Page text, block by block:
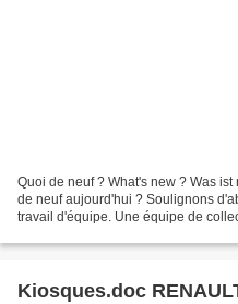
Quoi de neuf ? What's new ? Was
de neuf aujourd'hui ? Soulignons
travail d'équipe. Une équipe de
Kiosques.doc